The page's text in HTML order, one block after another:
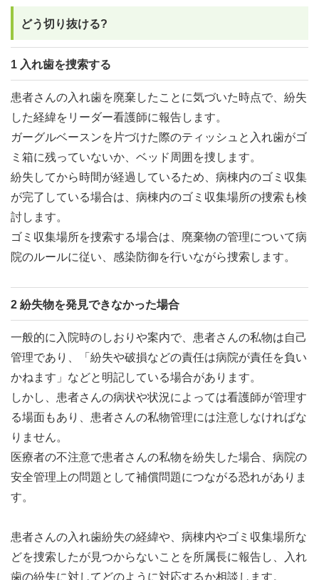
どう切り抜ける?
1 入れ歯を捜索する
患者さんの入れ歯を廃棄したことに気づいた時点で、紛失
した経緯をリーダー看護師に報告します。
ガーグルベースンを片づけた際のティッシュと入れ歯がゴ
ミ箱に残っていないか、ベッド周囲を捜します。
紛失してから時間が経過しているため、病棟内のゴミ収集
が完了している場合は、病棟内のゴミ収集場所の捜索も検
討します。
ゴミ収集場所を捜索する場合は、廃棄物の管理について病
院のルールに従い、感染防御を行いながら捜索します。
2 紛失物を発見できなかった場合
一般的に入院時のしおりや案内で、患者さんの私物は自己
管理であり、「紛失や破損などの責任は病院が責任を負い
かねます」などと明記している場合があります。
しかし、患者さんの病状や状況によっては看護師が管理す
る場面もあり、患者さんの私物管理には注意しなければな
りません。
医療者の不注意で患者さんの私物を紛失した場合、病院の
安全管理上の問題として補償問題につながる恐れがありま
す。
患者さんの入れ歯紛失の経緯や、病棟内やゴミ収集場所な
どを捜索したが見つからないことを所属長に報告し、入れ
歯の紛失に対してどのように対応するか相談します。